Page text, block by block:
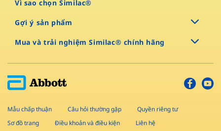
Vì sao chọn Similac®
Gợi ý sản phẩm
Mua và trải nghiệm Similac® chính hãng
Mẫu chấp thuận Câu hỏi thường gặp
Quyền riêng tư
Sơ đồ trang
Điều khoản và điều kiện Liên hệ